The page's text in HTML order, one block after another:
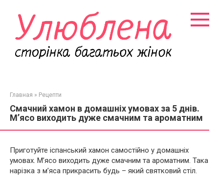
контенту
Главная » Рецепти
Смачний хамон в домашніх умовах за 5 днів.
М’ясо виходить дуже смачним та ароматним
Приготуйте іспанський хамон самостійно у домашніх
умовах. М’ясо виходить дуже смачним та ароматним. Така
нарізка з м’яса прикрасить будь – який святковий стіл.